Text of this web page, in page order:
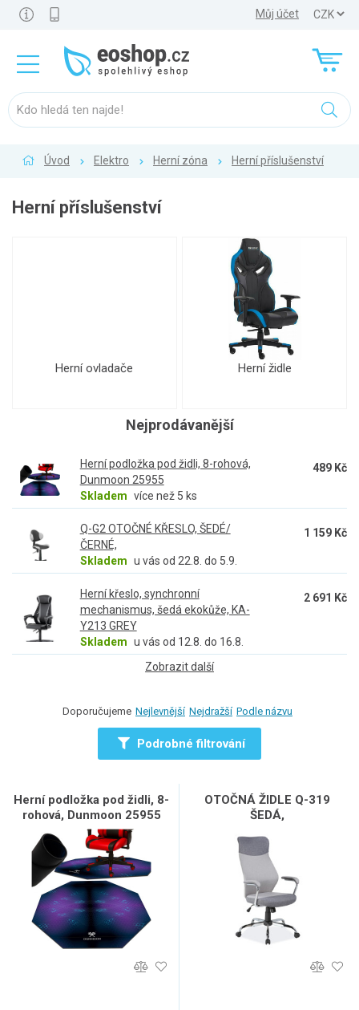
Můj účet
Úvod Elektro Herní zóna Herní příslušenství
Herní příslušenství
Herní ovladače Herní židle
Nejprodávanější
Herní podložka pod židli, 8-rohová,
Dunmoon 25955
Skladem více než 5 ks
489 Kč
Q-G2 OTOČNÉ KŘESLO, ŠEDÉ/
ČERNÉ,
Skladem u vás od 22.8. do 5.9.
1 159 Kč
Herní křeslo, synchronní
mechanismus, šedá ekokůže, KA-
Y213 GREY
Skladem u vás od 12.8. do 16.8.
2 691 Kč
Zobrazit další
Doporučujeme Nejlevnější Nejdražší Podle názvu
Podrobné filtrování
Herní podložka pod židli, 8-
rohová, Dunmoon 25955
OTOČNÁ ŽIDLE Q-319
ŠEDÁ,